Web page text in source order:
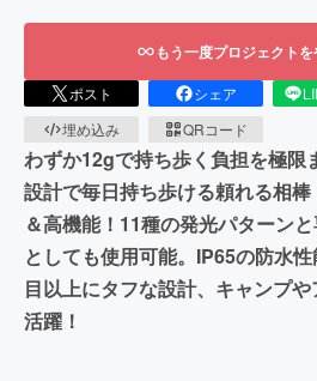
もう一度プロジェクト
ポスト シェア
埋め込み
QRコード
わずか12gで持ち歩く負担を極限
設計で毎日持ち歩ける頼れる相
＆高機能！11種の発光パターン
としても使用可能。IP65の防水
目以上にタフな設計、キャンプ
活躍！